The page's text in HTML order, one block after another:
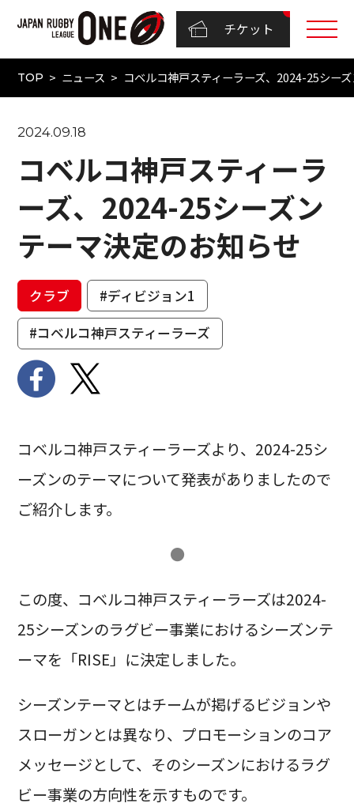
チケット
TOP ニュース コベルコ神戸スティーラーズ、2024-25シー
2024.09.18
コベルコ神戸スティーラ
ーズ、2024-25シーズン
テーマ決定のお知らせ
クラブ
#ディビジョン1
#コベルコ神戸スティーラーズ
コベルコ神戸スティーラーズより、2024-25シ
ーズンのテーマについて発表がありましたので
ご紹介します。
●
この度、コベルコ神戸スティーラーズは2024-
25シーズンのラグビー事業におけるシーズンテ
ーマを「RISE」に決定しました。
シーズンテーマとはチームが掲げるビジョンや
スローガンとは異なり、プロモーションのコア
メッセージとして、そのシーズンにおけるラグ
ビー事業の方向性を示すものです。